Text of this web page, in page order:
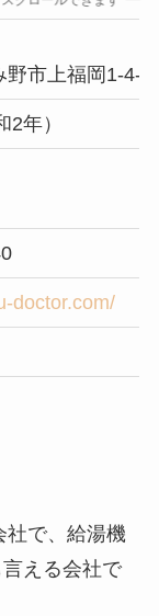
野市上福岡1-4-
2年）
doctor.com/
社で、給湯機
える会社で